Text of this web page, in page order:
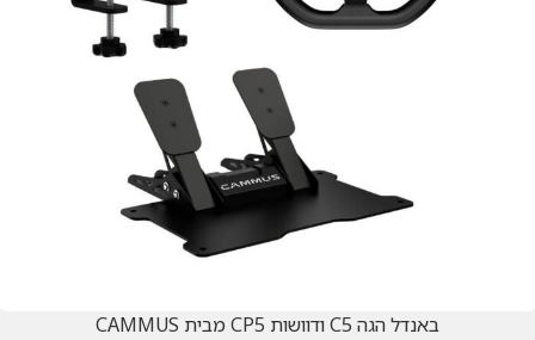
באנדל הגה C5 ודוושות CP5 מבית CAMMUS